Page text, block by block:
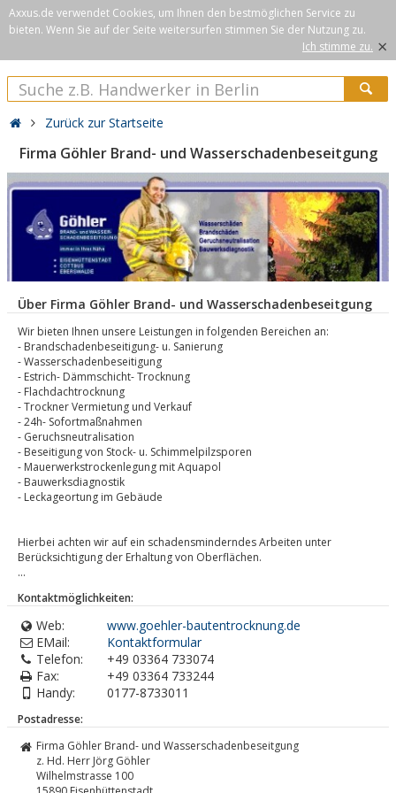
Axxus.de verwendet Cookies, um Ihnen den bestmöglichen Service zu
bieten. Wenn Sie auf der Seite weitersurfen stimmen Sie der Nutzung zu.
Ich stimme zu. ×
Zurück zur Startseite
Firma Göhler Brand- und Wasserschadenbeseitgung
Über Firma Göhler Brand- und Wasserschadenbeseitgung
Wir bieten Ihnen unsere Leistungen in folgenden Bereichen an:
- Brandschadenbeseitigung- u. Sanierung
- Wasserschadenbeseitigung
- Estrich- Dämmschicht- Trocknung
- Flachdachtrocknung
- Trockner Vermietung und Verkauf
- 24h- Sofortmaßnahmen
- Geruchsneutralisation
- Beseitigung von Stock- u. Schimmelpilzsporen
- Mauerwerkstrockenlegung mit Aquapol
- Bauwerksdiagnostik
- Leckageortung im Gebäude
Hierbei achten wir auf ein schadensminderndes Arbeiten unter
Berücksichtigung der Erhaltung von Oberflächen.
...
Kontaktmöglichkeiten:
Web:
www.goehler-bautentrocknung.de
EMail:
Kontaktformular
Telefon:
+49 03364 733074
Fax:
+49 03364 733244
Handy:
0177-8733011
Postadresse:
Firma Göhler Brand- und Wasserschadenbeseitgung
z. Hd. Herr Jörg Göhler
Wilhelmstrasse 100